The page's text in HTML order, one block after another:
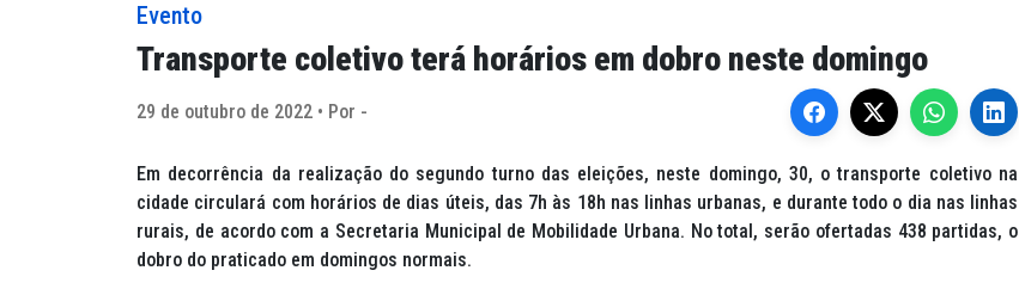
Evento
Transporte coletivo terá horários em dobro neste domingo
29 de outubro de 2022 • Por -
Em decorrência da realização do segundo turno das eleições, neste domingo, 30, o transporte coletivo na
cidade circulará com horários de dias úteis, das 7h às 18h nas linhas urbanas, e durante todo o dia nas linhas
rurais, de acordo com a Secretaria Municipal de Mobilidade Urbana. No total, serão ofertadas 438 partidas, o
dobro do praticado em domingos normais.